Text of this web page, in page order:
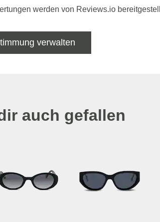
werden von Reviews.io
verwalten
auch gefallen